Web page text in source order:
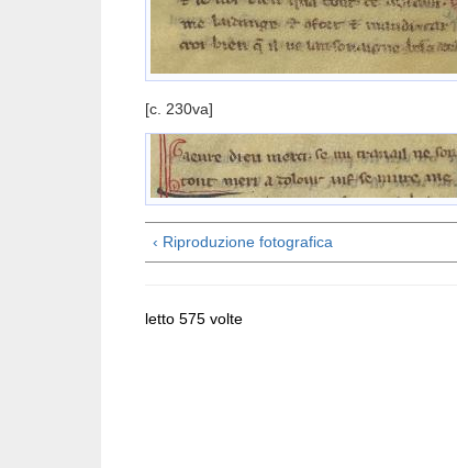
[c. 230va]
‹ Riproduzione fotografica
letto 575 volte